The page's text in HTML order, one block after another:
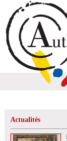
Actualités